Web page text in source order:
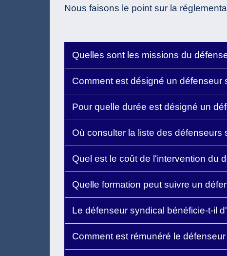
Nous faisons le point sur la
Quelles sont les missions du
Comment est désigné un défenseur
Pour quelle durée est désigné un
Où consulter la liste des défenseurs
Quel est le coût de l'intervention du
Quelle formation peut suivre un
Le défenseur syndical bénéficie-t-il
Comment est rémunéré le